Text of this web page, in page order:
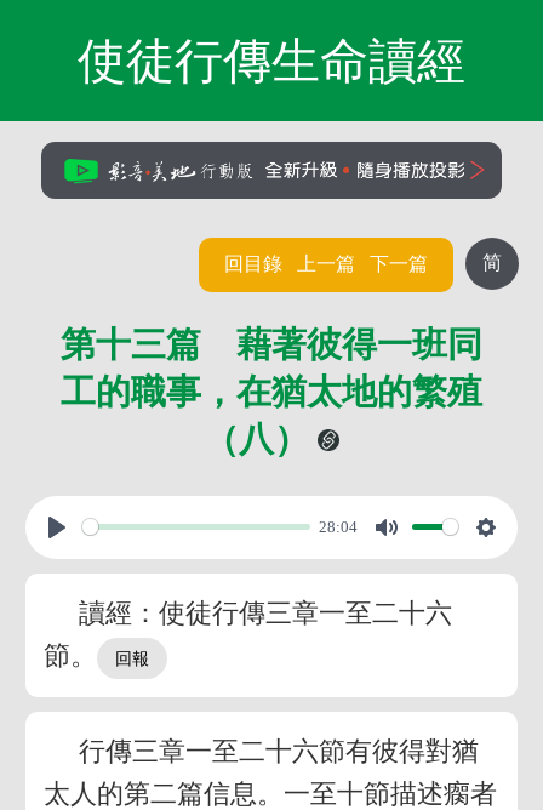
使徒行傳生命讀經
简
回目錄 上一篇 下一篇
第十三篇 藉著彼得一班同
工的職事，在猶太地的繁殖
（八）
28:04
讀經：使徒行傳三章一至二十六
節。
行傳三章一至二十六節有彼得對猶
太人的第二篇信息。一至十節描述瘸者